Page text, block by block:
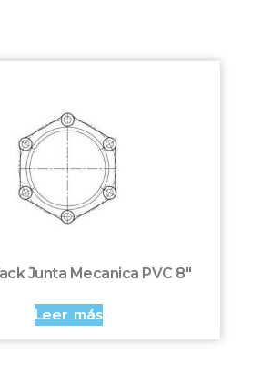
Junta Mecanica PVC 8″
Leer más